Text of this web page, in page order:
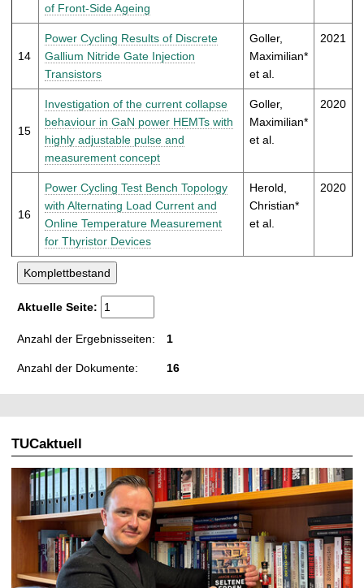
of Front-Side Ageing
14
Power Cycling Results of Discrete
Gallium Nitride Gate Injection
Transistors
Goller,
Maximilian*
et al.
2021
15
Investigation of the current collapse
behaviour in GaN power HEMTs with
highly adjustable pulse and
measurement concept
Goller,
Maximilian*
et al.
2020
16
Power Cycling Test Bench Topology
with Alternating Load Current and
Online Temperature Measurement
for Thyristor Devices
Herold,
Christian*
et al.
2020
Aktuelle Seite:
Anzahl der Ergebnisseiten: 1
Anzahl der Dokumente: 16
TUCaktuell